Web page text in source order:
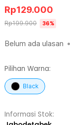
Belum ada ulasan •
Rp129.000
Rp199.900 36%
Pilihan Warna:
Black
Informasi Stok: